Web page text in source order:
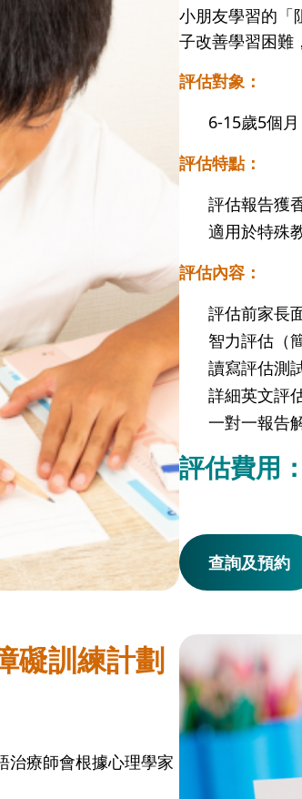
小朋友學習的「
子改善學習困難
評估對象：
6-15歲5個
評估特點：
評估報告獲
適用於特殊
評估內容：
評估前家長
智力評估（
讀寫評估測
詳細英文評
一對一報告
評估費用
查詢及預約
礙訓練計劃
治療師會根據心理學家